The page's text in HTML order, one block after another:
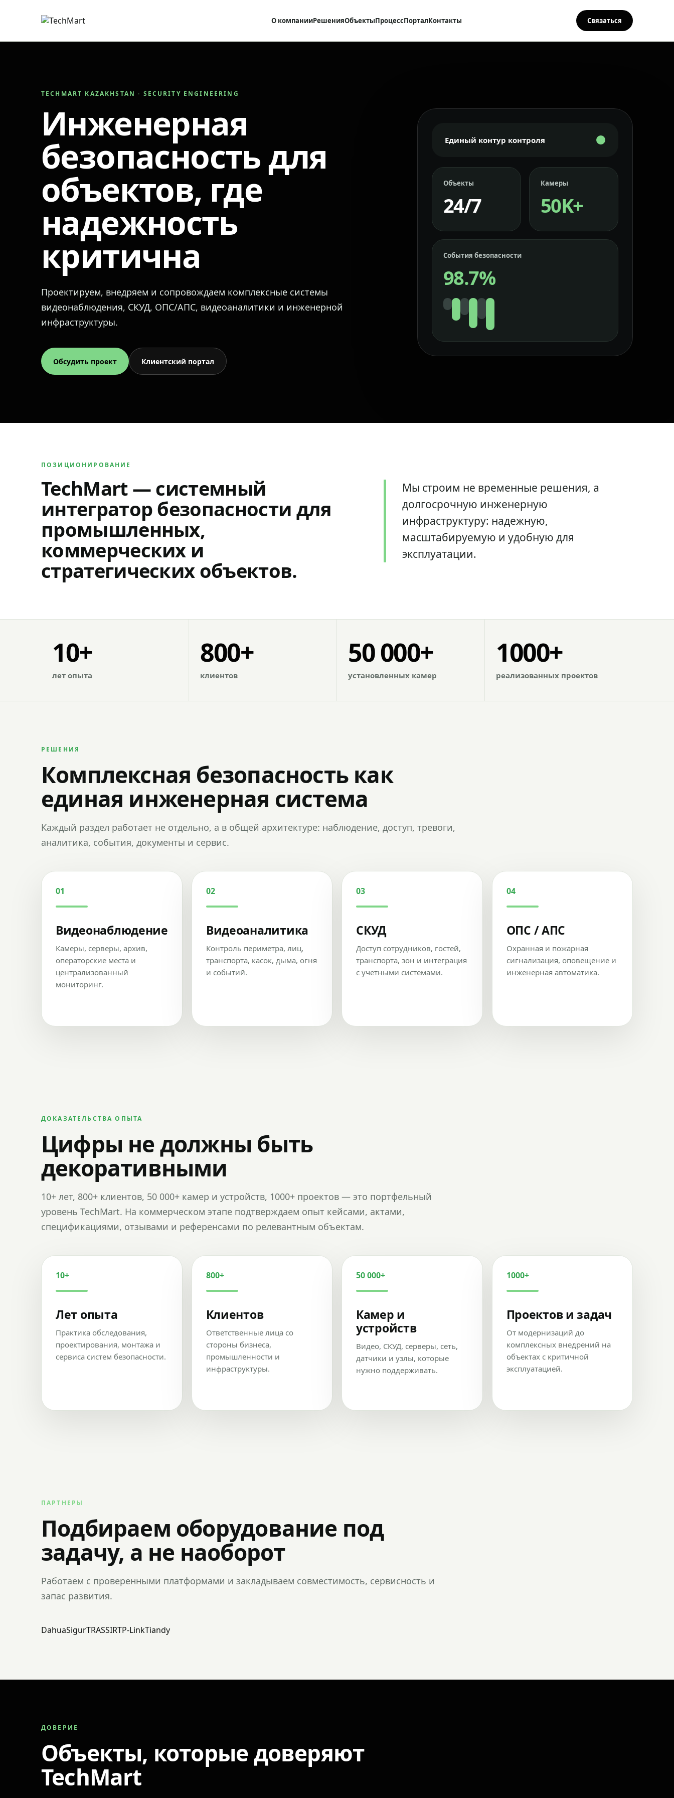
О компанииРешенияОбъектыПроцессПорталКонтакты Связаться
TECHMART KAZAKHSTAN · SECURITY ENGINEERING
Инженерная
безопасность для
объектов, где
надежность
критична
Проектируем, внедряем и сопровождаем комплексные системы
видеонаблюдения, СКУД, ОПС/АПС, видеоаналитики и инженерной
инфраструктуры.
Обсудить проект Клиентский портал
Единый контур контроля
Объекты
24/7
Камеры
50K+
События безопасности
98.7%
ПОЗИЦИОНИРОВАНИЕ
TechMart — системный
интегратор безопасности для
промышленных,
коммерческих и
стратегических объектов.
Мы строим не временные решения, а
долгосрочную инженерную
инфраструктуру: надежную,
масштабируемую и удобную для
эксплуатации.
10+
лет опыта
800+
клиентов
50 000+
установленных камер
1000+
реализованных проектов
РЕШЕНИЯ
Комплексная безопасность как
единая инженерная система
Каждый раздел работает не отдельно, а в общей архитектуре: наблюдение, доступ, тревоги,
аналитика, события, документы и сервис.
01
Видеонаблюдение
Камеры, серверы, архив,
операторские места и
централизованный
мониторинг.
02
Видеоаналитика
Контроль периметра, лиц,
транспорта, касок, дыма, огня
и событий.
03
СКУД
Доступ сотрудников, гостей,
транспорта, зон и интеграция
с учетными системами.
04
ОПС / АПС
Охранная и пожарная
сигнализация, оповещение и
инженерная автоматика.
ДОКАЗАТЕЛЬСТВА ОПЫТА
Цифры не должны быть
декоративными
10+ лет, 800+ клиентов, 50 000+ камер и устройств, 1000+ проектов — это портфельный
уровень TechMart. На коммерческом этапе подтверждаем опыт кейсами, актами,
спецификациями, отзывами и референсами по релевантным объектам.
10+
Лет опыта
Практика обследования,
проектирования, монтажа и
сервиса систем безопасности.
800+
Клиентов
Ответственные лица со
стороны бизнеса,
промышленности и
инфраструктуры.
50 000+
Камер и
устройств
Видео, СКУД, серверы, сеть,
датчики и узлы, которые
нужно поддерживать.
1000+
Проектов и задач
От модернизаций до
комплексных внедрений на
объектах с критичной
эксплуатацией.
ПАРТНЕРЫ
Подбираем оборудование под
задачу, а не наоборот
Работаем с проверенными платформами и закладываем совместимость, сервисность и
запас развития.
DahuaSigurTRASSIRTP-LinkTiandy
ДОВЕРИЕ
Объекты, которые доверяют
TechMart